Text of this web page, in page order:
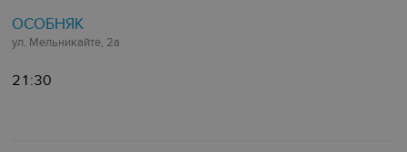
ОСОБНЯК
ул. Мельникайте, 2а
21:30